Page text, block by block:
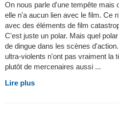
On nous parle d'une tempête mais
elle n'a aucun lien avec le film. Ce
avec des éléments de film
C'est juste un polar. Mais quel
de dingue dans les scènes
ultra-violents n'ont pas vraiment la
plutôt de mercenaires aussi ...
Lire plus